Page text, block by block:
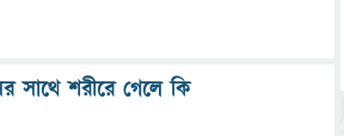
সাথে শরীরে গেলে কি